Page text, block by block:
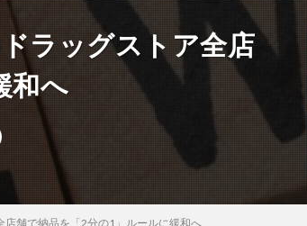
ラッグストア全店
和へ
舗で納品を「2分の1」ルールに緩和へ